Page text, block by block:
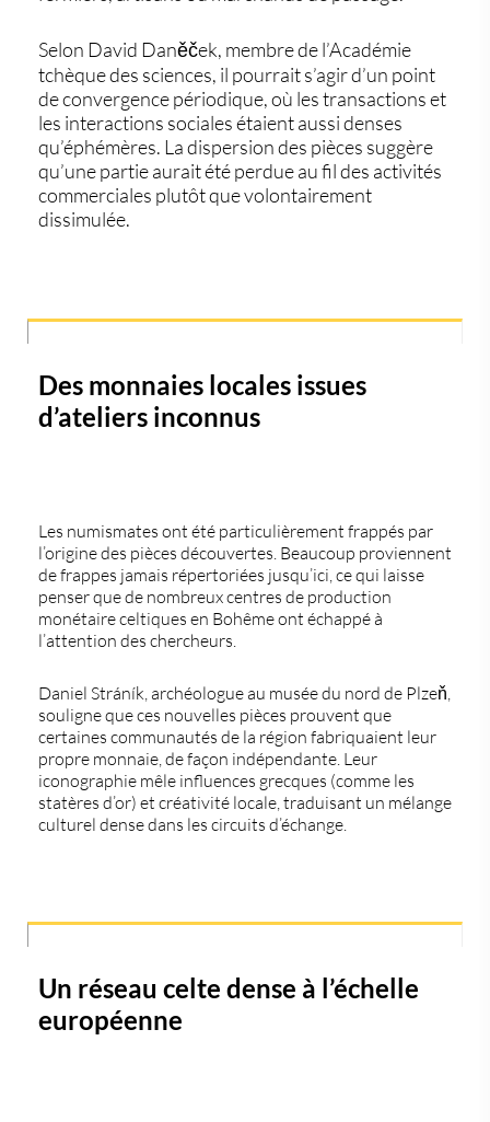
Selon David Daněček, membre de l’Académie
tchèque des sciences, il pourrait s’agir d’un point
de convergence périodique, où les transactions et
les interactions sociales étaient aussi denses
qu’éphémères. La dispersion des pièces suggère
qu’une partie aurait étéperdue au fil des activités
commerciales plutôt que volontairement
dissimulée.
Des monnaies locales issues
d’ateliers inconnus
Les numismates ont été particulièrement frappés par
l’origine des pièces découvertes. Beaucoup proviennent
defrappes jamais répertoriées jusqu’ici, ce qui laisse
penser quede nombreux centres de production
monétaire celtiques en Bohême ont échappé à
l’attention des chercheurs.
Daniel Stráník, archéologue au musée du nord de Plzeň,
souligne que ces nouvelles pièces prouvent que
certaines communautés de la région fabriquaient leur
propre monnaie, de façon indépendante. Leur
iconographie mêle influences grecques (comme les
statères d’or) et créativité locale, traduisant un mélange
culturel densedans les circuits d’échange.
Un réseau celte dense à l’échelle
européenne